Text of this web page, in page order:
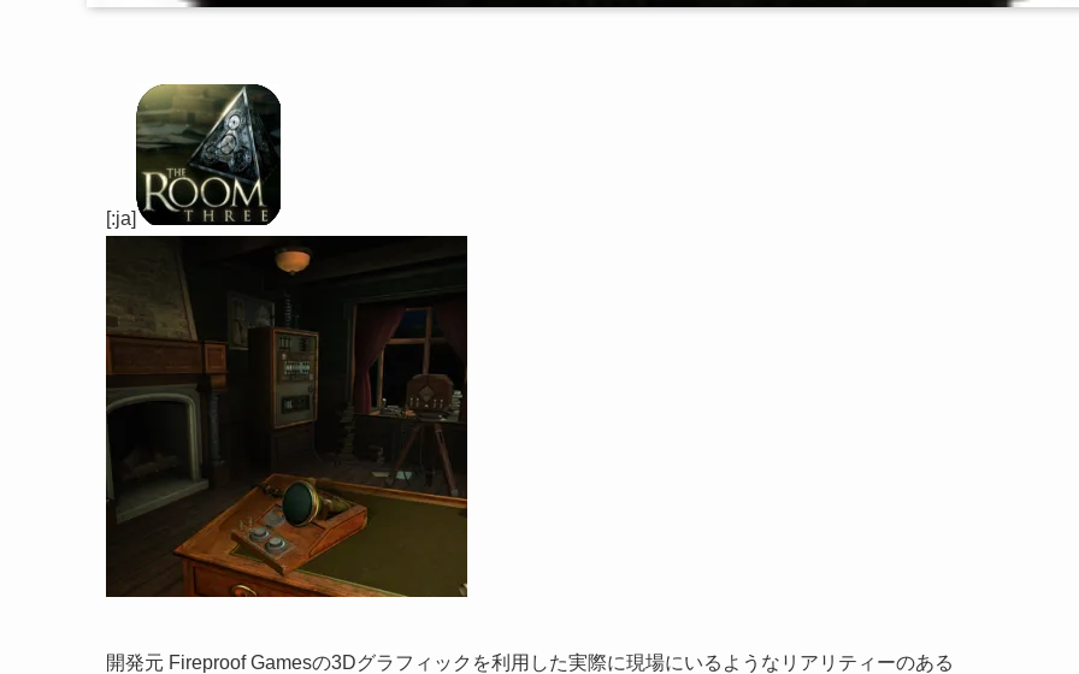
[:ja]
開発元 Fireproof Gamesの3Dグラフィックを利用した実際に現場にいるようなリアリティーのある